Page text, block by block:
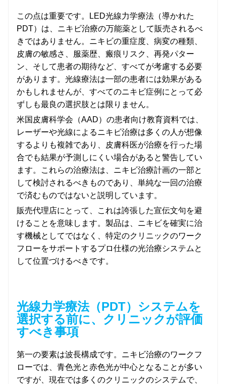
この点は重要です。LED光線力学療法（導かれた
PDT）は、ニキビ治療の万能薬として販売されるべ
きではありません。ニキビの重症度、病変の種類、
皮膚の敏感さ、服薬歴、瘢痕リスク、再発パター
ン、そして患者の期待など、すべてが考慮する必要
があります。光線療法は一部の患者には効果がある
かもしれませんが、すべてのニキビ症例にとって必
ずしも最良の選択肢とは限りません。
米国皮膚科学会（AAD）の患者向け教育資料では、
レーザーや光線によるニキビ治療は多くの人が想像
するよりも複雑であり、皮膚科医が治療を行った場
合でも結果が予測しにくい場合があると警告してい
ます。これらの治療法は、ニキビ治療計画の一部と
して検討されるべきものであり、単純な一回の治療
で済むものではないと説明しています。
販売代理店にとって、これは誇張した宣伝文句を避
けることを意味します。製品は、ニキビを確実に治
す機械としてではなく、特定のクリニックのワーク
フローをサポートするプロ仕様の光治療システムと
して位置づけるべきです。
光線力学療法（PDT）システムを
選択する前に、クリニックが評価
すべき事項
第一の要素は波長構成です。ニキビ治療のワークフ
ローでは、青色光と赤色光が中心となることが多い
ですが、現在では多くのクリニックのシステムで、